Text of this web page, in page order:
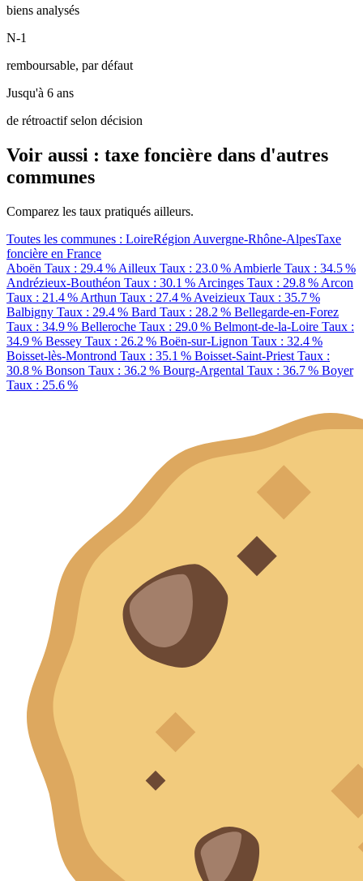
biens analysés
N-1
remboursable, par défaut
Jusqu'à 6 ans
de rétroactif selon décision
Voir aussi : taxe foncière dans d'autres
communes
Comparez les taux pratiqués ailleurs.
Toutes les communes : LoireRégion Auvergne-Rhône-AlpesTaxe
foncière en France
Aboën Taux : 29.4 % Ailleux Taux : 23.0 % Ambierle Taux : 34.5 %
Andrézieux-Bouthéon Taux : 30.1 % Arcinges Taux : 29.8 % Arcon
Taux : 21.4 % Arthun Taux : 27.4 % Aveizieux Taux : 35.7 %
Balbigny Taux : 29.4 % Bard Taux : 28.2 % Bellegarde-en-Forez
Taux : 34.9 % Belleroche Taux : 29.0 % Belmont-de-la-Loire Taux :
34.9 % Bessey Taux : 26.2 % Boën-sur-Lignon Taux : 32.4 %
Boisset-lès-Montrond Taux : 35.1 % Boisset-Saint-Priest Taux :
30.8 % Bonson Taux : 36.2 % Bourg-Argental Taux : 36.7 % Boyer
Taux : 25.6 %